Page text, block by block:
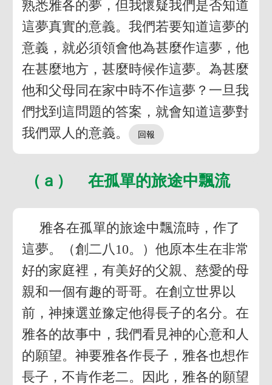
熟悉雅各的夢，但我懷疑我們是否知道
這夢真實的意義。我們若要知道這夢的
意義，就必須領會他為甚麼作這夢，他
在甚麼地方，甚麼時候作這夢。為甚麼
他和父母同在家中時不作這夢？一旦我
們找到這問題的答案，就會知道這夢對
我們眾人的意義。
（ａ） 在孤單的旅途中飄流
雅各在孤單的旅途中飄流時，作了
這夢。（創二八10。）他原本生在非常
好的家庭裡，有美好的父親、慈愛的母
親和一個有趣的哥哥。在創立世界以
前，神揀選並豫定他得長子的名分。在
雅各的故事中，我們看見神的心意和人
的願望。神要雅各作長子，雅各也想作
長子，不肯作老二。因此，雅各的願望